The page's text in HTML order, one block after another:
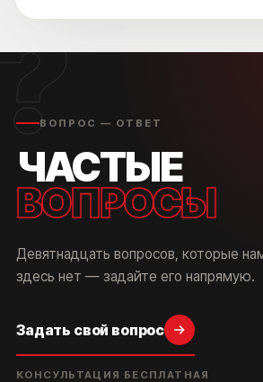
ВОПРОС — ОТВЕТ
ЧАСТЫЕ
ВОПРОСЫ
Девятнадцать вопросов, которые
здесь нет — задайте его напрямую.
Задать свой вопрос
КОНСУЛЬТАЦИЯ БЕСПЛАТНАЯ
МЫ НАХОДИМСЯ ПО АДРЕСУ